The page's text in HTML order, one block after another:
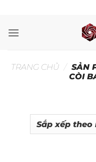
nội
TRANG CHỦ / SẢN
CÒI